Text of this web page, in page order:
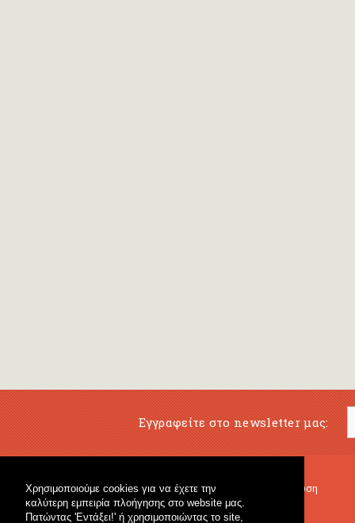
Χρησιμοποιούμε cookies για να έχετε την
καλύτερη εμπειρία πλοήγησης στο website μας.
Πατώντας 'Εντάξει!' ή χρησιμοποιώντας το site,
Εγγραφείτε στο newsletter μας:
Μουσικό Βιβλιοπωλείο
Κρουστά & Εκπαιδευτικό Υλικό
Μουσική Εκπαίδευση
Fagotto Blog